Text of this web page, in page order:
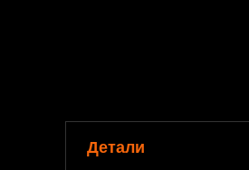
Детали